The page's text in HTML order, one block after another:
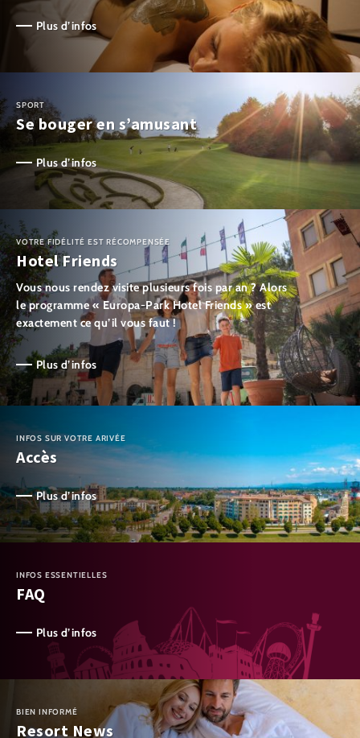
Plus d’infos
SPORT
Se bouger en s’amusant
Plus d’infos
VOTRE FIDÉLITÉ EST RÉCOMPENSÉE
Hotel Friends
Vous nous rendez visite plusieurs fois par an ? Alors
le programme « Europa-Park Hotel Friends » est
exactement ce qu’il vous faut !
Plus d’infos
INFOS SUR VOTRE ARIVÉE
Accès
Plus d’infos
INFOS ESSENTIELLES
FAQ
Plus d’infos
BIEN INFORMÉ
Resort News